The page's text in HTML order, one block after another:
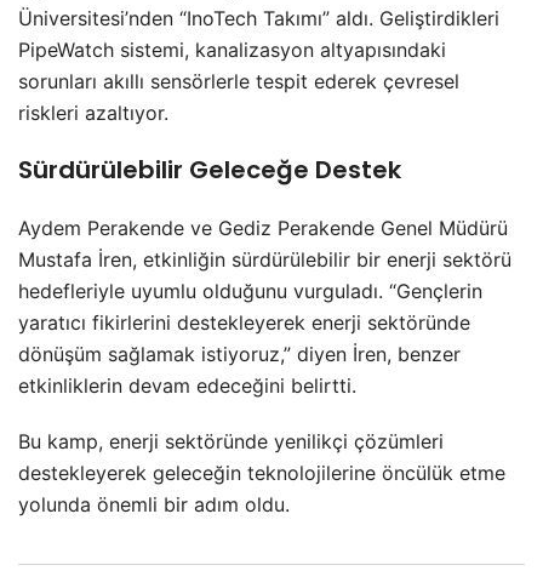
Üniversitesi’nden “InoTech Takımı” aldı. Geliştirdikleri
PipeWatch sistemi, kanalizasyon altyapısındaki
sorunları akıllı sensörlerle tespit ederek çevresel
riskleri azaltıyor.
Sürdürülebilir Geleceğe Destek
Aydem Perakende ve Gediz Perakende Genel Müdürü
Mustafa İren, etkinliğin sürdürülebilir bir enerji sektörü
hedefleriyle uyumlu olduğunu vurguladı. “Gençlerin
yaratıcı fikirlerini destekleyerek enerji sektöründe
dönüşüm sağlamak istiyoruz,” diyen İren, benzer
etkinliklerin devam edeceğini belirtti.
Bu kamp, enerji sektöründe yenilikçi çözümleri
destekleyerek geleceğin teknolojilerine öncülük etme
yolunda önemli bir adım oldu.